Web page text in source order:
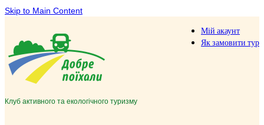
Skip to Main Content
Мій акаунт
Як замовити тур
Клуб активного та екологічного туризму